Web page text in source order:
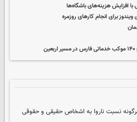
افزایش هزینه‌های باشگاه‌ها
ویندوز برای انجام کارهای روزمره
نسبت ناروا به اشخاص حقیقی و حقوقی